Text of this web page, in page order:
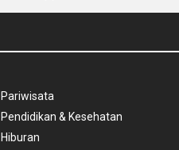
Pariwisata
Pendidikan & Kesehatan
Hiburan